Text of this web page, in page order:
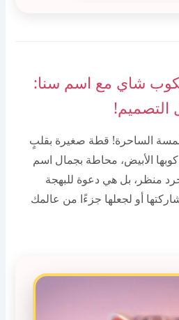
شاي مع اسم سنا:
التصميم!
الساحرة! قطة صغيرة بقلبٍ
الأبيض، محاطة بجمال اسم
منظر، بل هي دعوة للبهجة
أو لجعلها جزءًا من عالمك